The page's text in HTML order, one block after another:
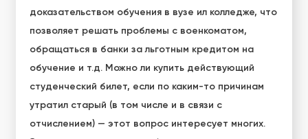
доказательством обучения в вузе ил колледже, что
позволяет решать проблемы с военкоматом,
обращаться в банки за льготным кредитом на
обучение и т.д. Можно ли купить действующий
студенческий билет, если по каким-то причинам
утратил старый (в том числе и в связи с
отчислением) — этот вопрос интересует многих.